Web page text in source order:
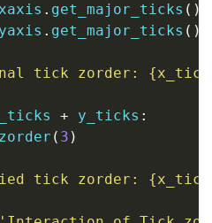
xaxis . get_major_ticks ( )
yaxis . get_major_ticks ( )
tick zorder: {
+ y_ticks :
( 3 )
tick zorder: {